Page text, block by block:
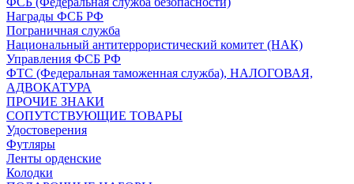
Награды ФСБ РФ
Пограничная служба
Национальный антитеррористический комитет (НАК)
Управления ФСБ РФ
ФТС (Федеральная таможенная служба), НАЛОГОВАЯ,
АДВОКАТУРА
ПРОЧИЕ ЗНАКИ
СОПУТСТВУЮЩИЕ ТОВАРЫ
Удостоверения
Футляры
Ленты орденские
Колодки